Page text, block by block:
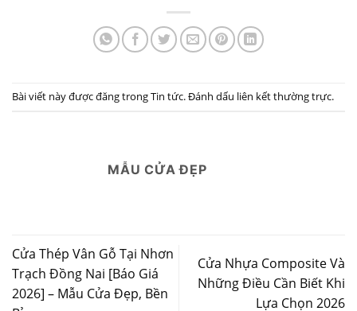
Bài viết này được đăng trongTin tức. Đánh dấu liên kết thường trực.
MẪU CỬA ĐẸP
Cửa Thép Vân Gỗ Tại Nhơn
Trạch Đồng Nai [Báo Giá
2026] – Mẫu Cửa Đẹp, Bền
Cửa Nhựa Composite Và
Những Điều Cần Biết Khi
Lựa Chọn 2026